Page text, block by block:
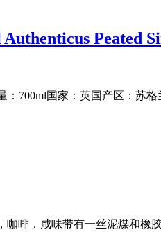
Peated
700ml国家：英国产区：苏
啡，咸味带有一丝泥煤和